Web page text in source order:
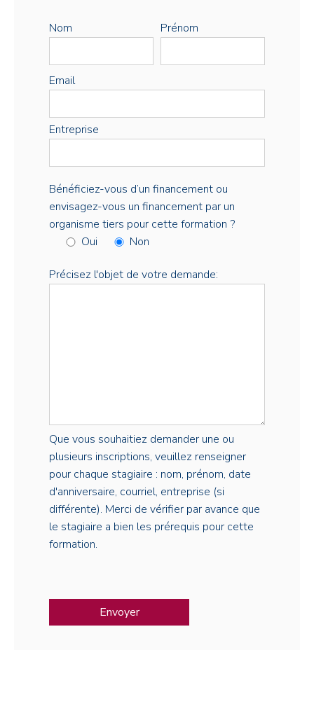
Nom Prénom
Email
Entreprise
Bénéficiez-vous d’un financement ou
envisagez-vous un financement par un
organisme tiers pour cette formation ?
Oui
Non
Précisez l'objet de votre demande:
Que vous souhaitiez demander une ou
plusieurs inscriptions, veuillez renseigner
pour chaque stagiaire : nom, prénom, date
d'anniversaire, courriel, entreprise (si
différente). Merci de vérifier par avance que
le stagiaire a bien les prérequis pour cette
formation.